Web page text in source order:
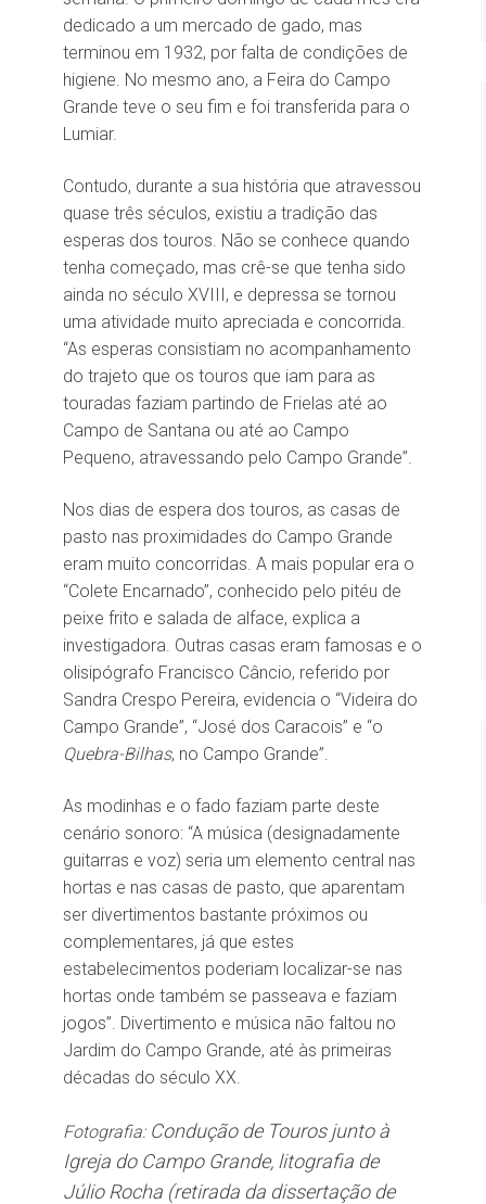
dedicado a um mercado de gado, mas
terminou em 1932, por falta de condições de
higiene. No mesmo ano, a Feira do Campo
Grande teve o seu fim e foi transferida para o
Lumiar.
Contudo, durante a sua história que atravessou
quase três séculos, existiu a tradição das
esperas dos touros. Não se conhece quando
tenha começado, mas crê-se que tenha sido
ainda no século XVIII, e depressa se tornou
uma atividade muito apreciada e concorrida.
“As esperas consistiam no acompanhamento
do trajeto que os touros que iam para as
touradas faziam partindo de Frielas até ao
Campo de Santana ou até ao Campo
Pequeno, atravessando pelo Campo Grande”.
Nos dias de espera dos touros, as casas de
pasto nas proximidades do Campo Grande
eram muito concorridas. A mais popular era o
“Colete Encarnado”, conhecido pelo pitéu de
peixe frito e salada de alface, explica a
investigadora. Outras casas eram famosas e o
olisipógrafo Francisco Câncio, referido por
Sandra Crespo Pereira, evidencia o “Videira do
Campo Grande”, “José dos Caracois” e “o
Quebra-Bilhas, no Campo Grande”.
As modinhas e o fado faziam parte deste
cenário sonoro: “A música (designadamente
guitarras e voz) seria um elemento central nas
hortas e nas casas de pasto, que aparentam
ser divertimentos bastante próximos ou
complementares, já que estes
estabelecimentos poderiam localizar-se nas
hortas onde também se passeava e faziam
jogos”. Divertimento e música não faltou no
Jardim do Campo Grande, até às primeiras
décadas do século XX.
Fotografia: Condução de Touros junto à
Igreja do Campo Grande, litografia de
Júlio Rocha (retirada da dissertação de